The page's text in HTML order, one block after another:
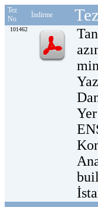
Tez
No
İndirme
101462